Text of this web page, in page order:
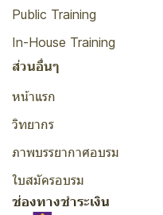
Public Training
In-House Training
ส่วนอื่นๆ
หน้าแรก
วิทยากร
ภาพบรรยากาศอบรม
ใบสมัครอบรม
ช่องทางชำระเงิน